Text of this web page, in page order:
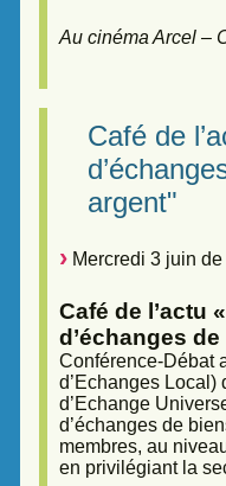
Au cinéma Arcel –
Café de
argent"
Mercredi 3 juin
Café de l’actu
d’échanges
Conférence-Débat
d’Echanges Local)
d’Echange
d’échanges de
membres, au
en privilégiant la